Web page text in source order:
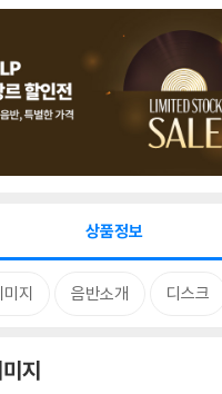
상품정보
미지 음반소개 디스크
지